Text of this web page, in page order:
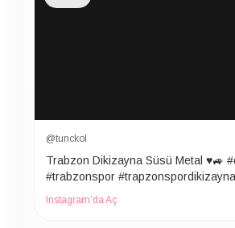
@tunckol
Trabzon Dikizayna Süsü Metal ♥️🚙
#trabzonspor
Instagram’da Aç